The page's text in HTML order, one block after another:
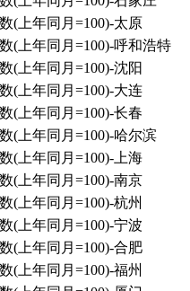
(上年同月=100)-太原
(上年同月=100)-呼和浩特
(上年同月=100)-沈阳
(上年同月=100)-大连
(上年同月=100)-长春
(上年同月=100)-哈尔滨
(上年同月=100)-上海
(上年同月=100)-南京
(上年同月=100)-杭州
(上年同月=100)-宁波
(上年同月=100)-合肥
(上年同月=100)-福州